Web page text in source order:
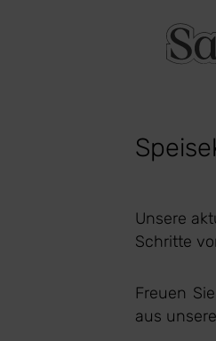
Unsere
Schritte
Freuen
aus